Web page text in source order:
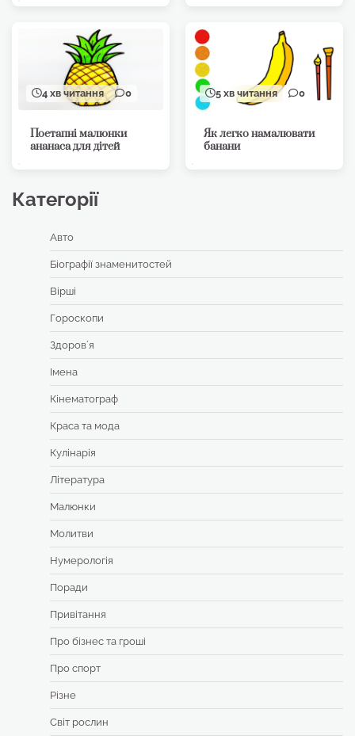
4 хв читання 0
Поетапні малюнки
ананаса для дітей
5 хв читання 0
Як легко намалювати
банани
Категорії
Авто
Біографії знаменитостей
Вірші
Гороскопи
Здоровʼя
Імена
Кінематограф
Краса та мода
Кулінарія
Література
Малюнки
Молитви
Нумерологія
Поради
Привітання
Про бізнес та гроші
Про спорт
Різне
Світ рослин